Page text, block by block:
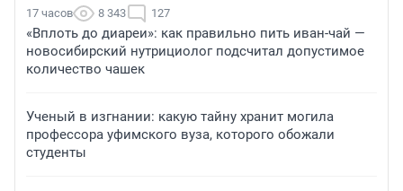
17 часов 8 343 127
«Вплоть до диареи»: как правильно пить иван-чай —
новосибирский нутрициолог подсчитал допустимое
количество чашек
Ученый в изгнании: какую тайну хранит могила
профессора уфимского вуза, которого обожали
студенты